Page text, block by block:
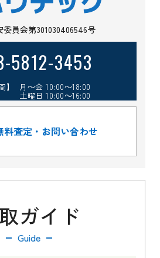
員会第301030406546号
5812-3453
】 月～金 10:00～18:00
土曜日 10:00～16:00
料査定・お問い合わせ
ガイド
Guide